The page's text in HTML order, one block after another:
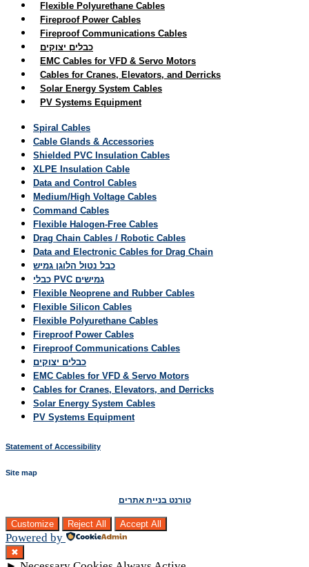
Flexible Polyurethane Cables
Fireproof Power Cables
Fireproof Communications Cables
כבלים יצוקים
EMC Cables for VFD & Servo Motors
Cables for Cranes, Elevators, and Derricks
Solar Energy System Cables
PV Systems Equipment
Spiral Cables
Cable Glands & Accessories
Shielded PVC Insulation Cables
XLPE Insulation Cable
Data and Control Cables
Medium/High Voltage Cables
Command Cables
Flexible Halogen-Free Cables
Drag Chain Cables / Robotic Cables
Data and Electronic Cables for Drag Chain
כבל נטול הלוגן גמיש
כבלי PVC גמישים
Flexible Neoprene and Rubber Cables
Flexible Silicon Cables
Flexible Polyurethane Cables
Fireproof Power Cables
Fireproof Communications Cables
כבלים יצוקים
EMC Cables for VFD & Servo Motors
Cables for Cranes, Elevators, and Derricks
Solar Energy System Cables
PV Systems Equipment
Statement of Accessibility
Site map
טורנט בניית אתרים
Customize Reject All Accept All
Powered by
✖